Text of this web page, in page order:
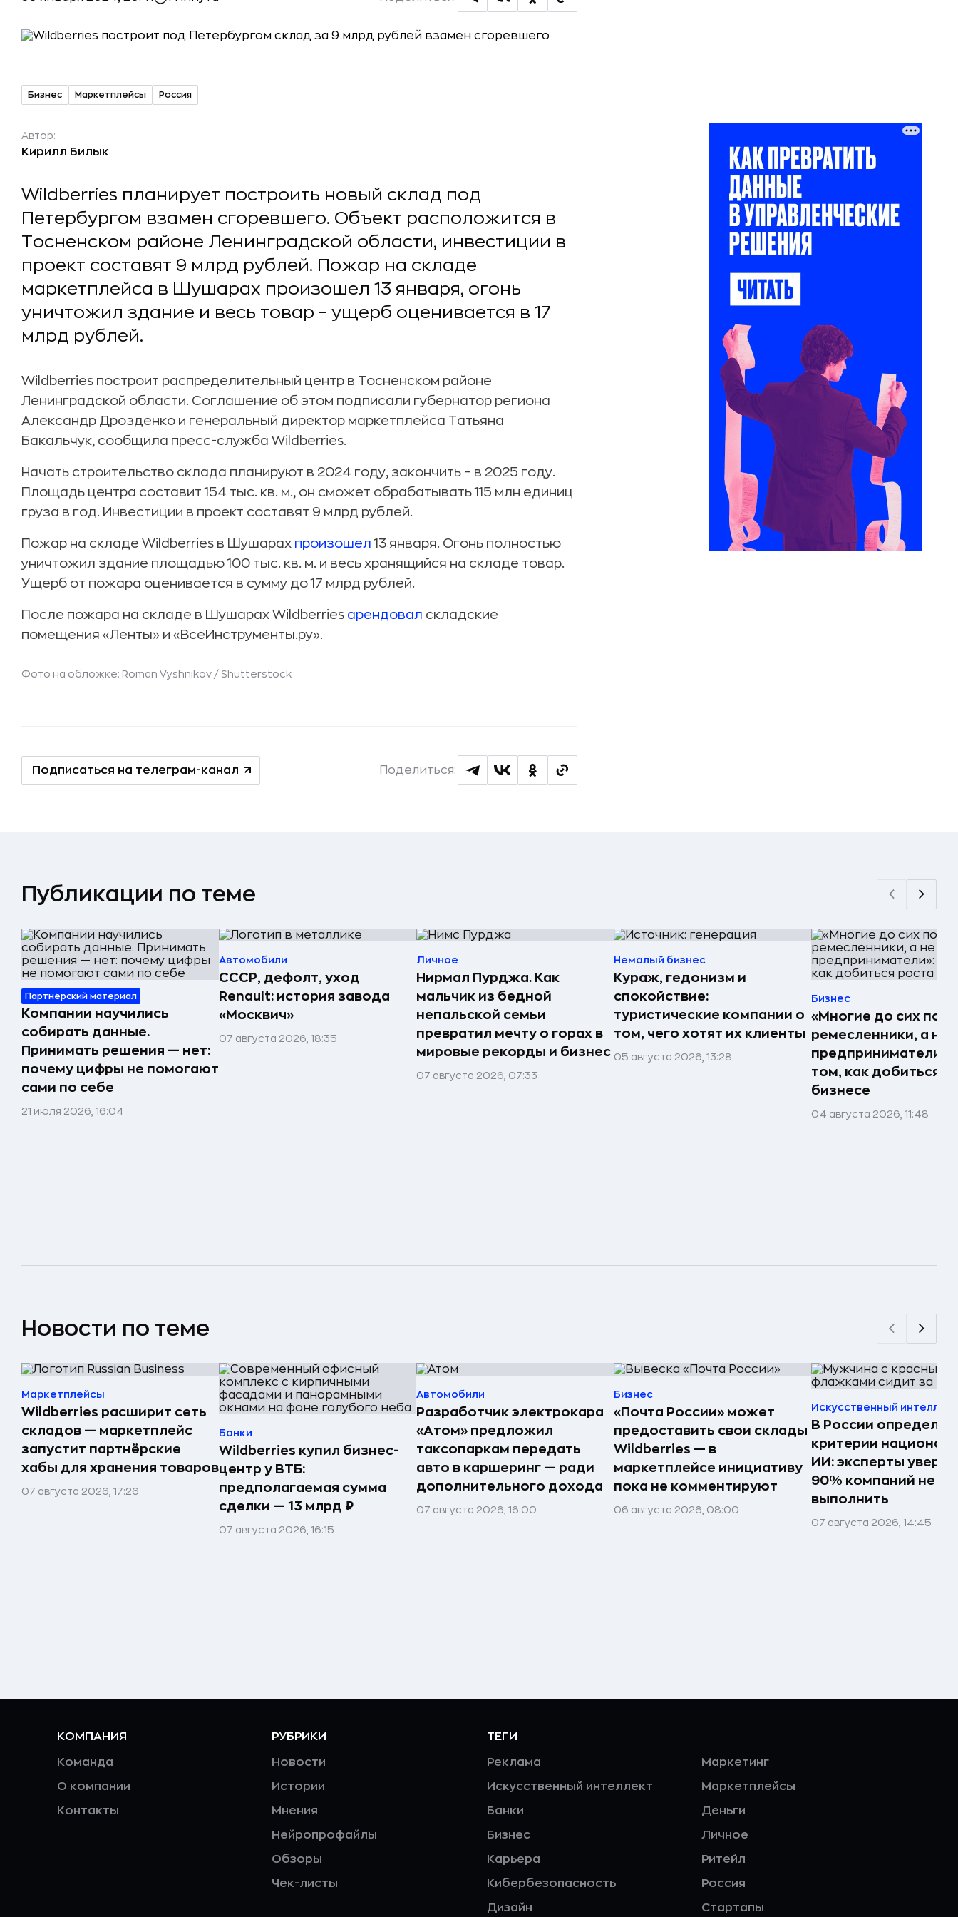
Бизнес Маркетплейсы Россия
Автор:
Кирилл Билык
Wildberries планирует построить новый склад под
Петербургом взамен сгоревшего. Объект расположится в
Тосненском районе Ленинградской области, инвестиции в
проект составят 9 млрд рублей. Пожар на складе
маркетплейса в Шушарах произошел 13 января, огонь
уничтожил здание и весь товар – ущерб оценивается в 17
млрд рублей.
Wildberries построит распределительный центр в Тосненском районе
Ленинградской области. Соглашение об этом подписали губернатор региона
Александр Дрозденко и генеральный директор маркетплейса Татьяна
Бакальчук, сообщила пресс-служба Wildberries.
Начать строительство склада планируют в 2024 году, закончить – в 2025 году.
Площадь центра составит 154 тыс. кв. м., он сможет обрабатывать 115 млн единиц
груза в год. Инвестиции в проект составят 9 млрд рублей.
Пожар на складе Wildberries в Шушарах произошел 13 января. Огонь полностью
уничтожил здание площадью 100 тыс. кв. м. и весь хранящийся на складе товар.
Ущерб от пожара оценивается в сумму до 17 млрд рублей.
После пожара на складе в Шушарах Wildberries арендовал складские
помещения «Ленты» и «ВсеИнструменты.ру».
Фото на обложке: Roman Vyshnikov / Shutterstock
Подписаться на телеграм-канал Поделиться:
Публикации по теме
Партнёрский материал
Компании научились
собирать данные.
Принимать решения — нет:
почему цифры не помогают
сами по себе
21 июля 2026, 16:04
Автомобили
СССР, дефолт, уход
Renault: история завода
«Москвич»
07 августа 2026, 18:35
Личное
Нирмал Пурджа. Как
мальчик из бедной
непальской семьи
превратил мечту о горах в
мировые рекорды и бизнес
07 августа 2026, 07:33
Немалый бизнес
Кураж, гедонизм и
спокойствие:
туристические компании о
том, чего хотят их клиенты
05 августа 2026, 13:28
Бизнес
«Многие до сих пор
ремесленники, а не
предприниматели»:
том, как добиться
бизнесе
04 августа 2026, 11:48
Новости по теме
Маркетплейсы
Wildberries расширит сеть
складов — маркетплейс
запустит партнёрские
хабы для хранения товаров
07 августа 2026, 17:26
Банки
Wildberries купил бизнес-
центр у ВТБ:
предполагаемая сумма
сделки — 13 млрд ₽
07 августа 2026, 16:15
Автомобили
Разработчик электрокара
«Атом» предложил
таксопаркам передать
авто в каршеринг — ради
дополнительного дохода
07 августа 2026, 16:00
Бизнес
«Почта России» может
предоставить свои склады
Wildberries — в
маркетплейсе инициативу
пока не комментируют
06 августа 2026, 08:00
Искусственный
В России
критерии
ИИ: эксперты
90% компаний не
выполнить
07 августа 2026, 14:45
КОМПАНИЯ
Команда
О компании
Контакты
РУБРИКИ
Новости
Истории
Мнения
Нейропрофайлы
Обзоры
Чек-листы
ТЕГИ
Реклама
Искусственный интеллект
Банки
Бизнес
Карьера
Кибербезопасность
Дизайн
Маркетинг
Маркетплейсы
Деньги
Личное
Ритейл
Россия
Стартапы